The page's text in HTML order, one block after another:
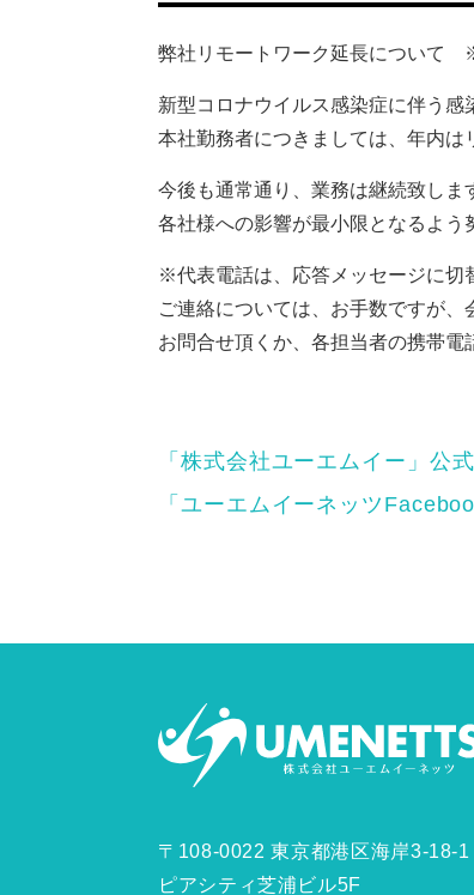
弊社リモートワーク延長について
新型コロナウイルス感染症に伴う感
本社勤務者につきましては、年内は
今後も通常通り、業務は継続致しま
各社様への影響が最小限となるよう
※代表電話は、応答メッセージに切
ご連絡については、お手数ですが、
お問合せ頂くか、各担当者の携帯電
「株式会社ユーエムイー」公
「ユーエムイーネッツ
〒108-0022 東京都港区海岸3-18-1
ピアシティ芝浦ビル5F